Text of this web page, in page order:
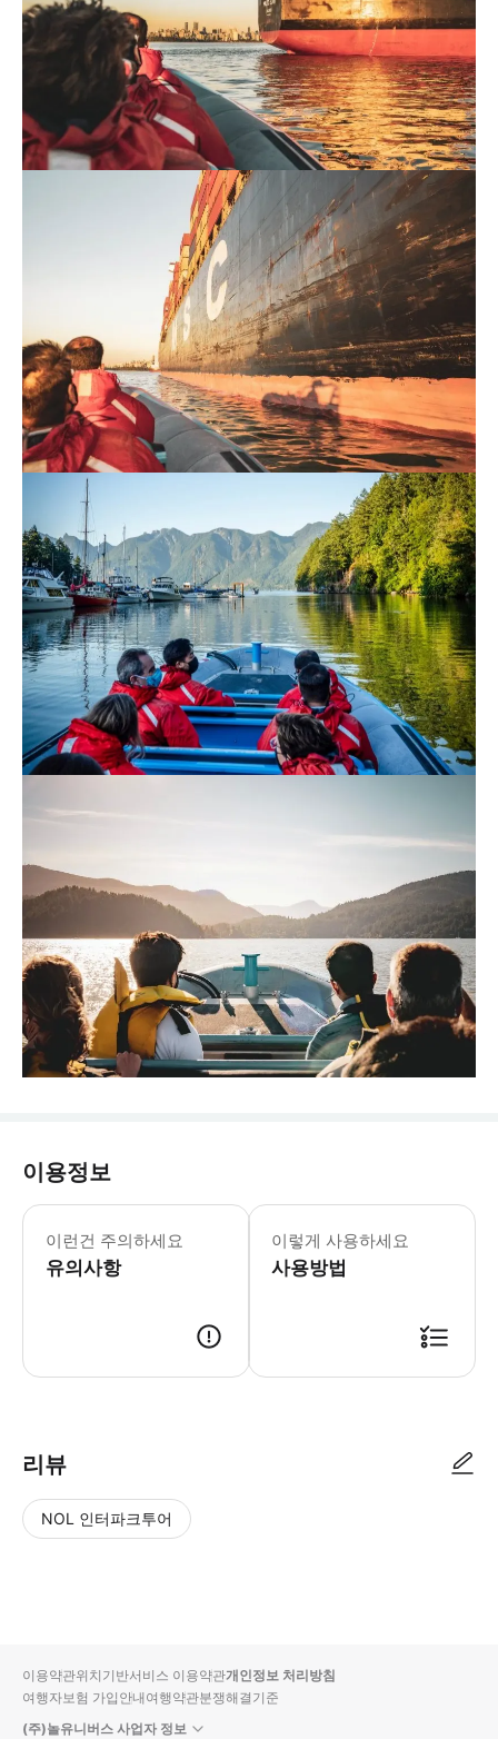
이용정보
이런건 주의하세요
유의사항
이렇게 사용하세요
사용방법
리뷰
NOL 인터파크투어
입니
다.
순
상
이용약관위치기반서비스 이용약관개인정보 처리방침
여행자보험 가입안내여행약관분쟁해결기준
(주)놀유니버스 사업자 정보